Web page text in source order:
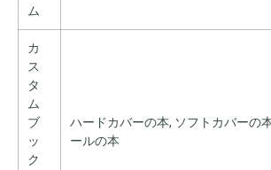
ム
カ
ス
タ
ム
ブ
ッ
ク
ハードカバーの本, ソフトカバーの
ールの本